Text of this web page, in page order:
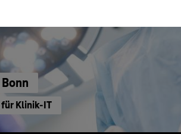
für Klinik-IT